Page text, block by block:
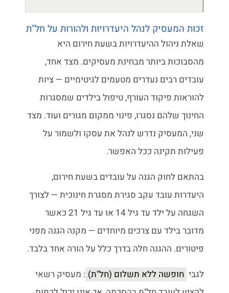
זכות המעסיק לנהל היעדרויות ולהורות על חל"ת
שאלת ניהול ההיעדרויות בשעת חירום היא
מהסבוכות ביותר מבחינת מעסיקים. מצד אחד,
עובדים רבים נעדרים מטעמים לגיטימיים — ציות
להוראות פיקוד העורף, טיפול בילדים שמסגרות
החינוך שלהם נסגרו, פינוי ממקום מגורים ועוד. מצד
שני, המעסיק נדרש לנהל את עסקו ולשמור על
פעילות תקינה ככל האפשר.
בהתאם לחוק הגנה על עובדים בשעת חירום,
היעדרות עובד עקב סגירת מסגרת חינוכית — לצורך
השגחה על ילד עד גיל 14 או עד גיל 21 כאשר
מדובר בילד עם צרכים מיוחדים — מקנה הגנה מפני
פיטורים. ההגנה חלה בדרך כלל על הורה אחד בלבד.
לגבי חופשה ללא תשלום (חל"ת) : מעסיק רשאי